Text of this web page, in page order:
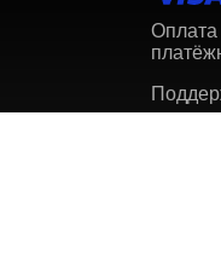
Оплата